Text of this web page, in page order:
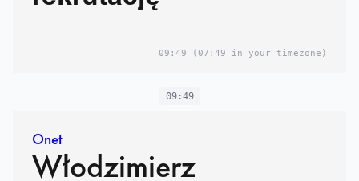
09:49 (07:49 in your timezone)
09:49
Onet
Włodzimierz